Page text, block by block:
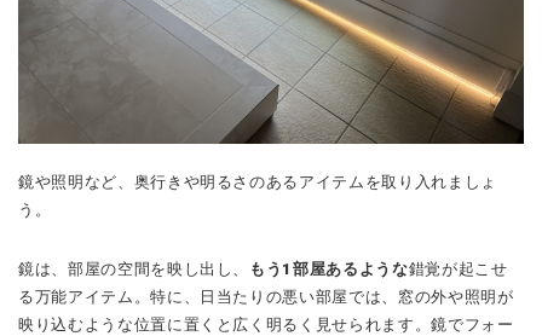
鏡や照明など、奥行きや明るさのあるアイテムを取り入れましょ
う。
鏡は、部屋の空間を映し出し、 もう1部屋あるような錯覚が起こせ
る万能アイテム。特に、日当たりの悪い部屋では、窓の外や照明が
映り込むような位置に置くと広く明るく見せられます。鏡でフォー